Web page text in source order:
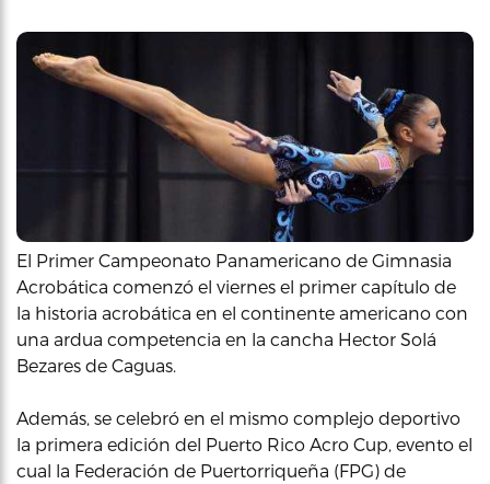
El Primer Campeonato Panamericano de Gimnasia
Acrobática comenzó el viernes el primer capítulo de
la historia acrobática en el continente americano con
una ardua competencia en la cancha Hector Solá
Bezares de Caguas.
Además, se celebró en el mismo complejo deportivo
la primera edición del Puerto Rico Acro Cup, evento el
cual la Federación de Puertorriqueña (FPG) de